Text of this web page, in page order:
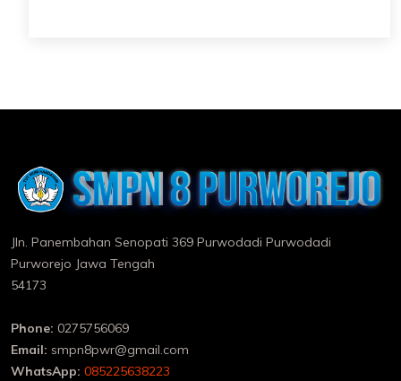
Jln. Panembahan Senopati 369 Purwodadi Purwodadi
Purworejo Jawa Tengah
54173
Phone: 0275756069
Email: smpn8pwr@gmail.com
WhatsApp: 085225638223